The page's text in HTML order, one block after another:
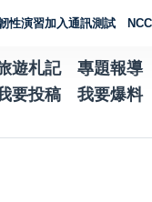
通訊測試 NCC行動網路
遊札記 專題報導
要投稿 我要爆料